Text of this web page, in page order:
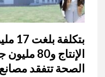
الإنتاج
الصحة تتفقد